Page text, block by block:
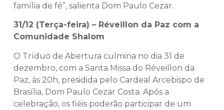
família de fé”, salienta Dom Paulo Cezar.
31/12 (Terça-feira) – Réveillon da Paz com a
Comunidade Shalom
O Tríduo de Abertura culmina no dia 31 de
dezembro, com a Santa Missa do Réveillon da
Paz, às 20h, presidida pelo Cardeal Arcebispo de
Brasília, Dom Paulo Cezar Costa. Após a
celebração, os fiéis poderão participar de um